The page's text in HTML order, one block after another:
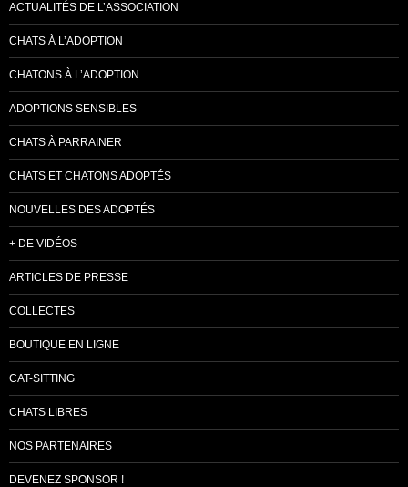
ACTUALITÉS DE L’ASSOCIATION
CHATS À L’ADOPTION
CHATONS À L’ADOPTION
ADOPTIONS SENSIBLES
CHATS À PARRAINER
CHATS ET CHATONS ADOPTÉS
NOUVELLES DES ADOPTÉS
+ DE VIDÉOS
ARTICLES DE PRESSE
COLLECTES
BOUTIQUE EN LIGNE
CAT-SITTING
CHATS LIBRES
NOS PARTENAIRES
DEVENEZ SPONSOR !